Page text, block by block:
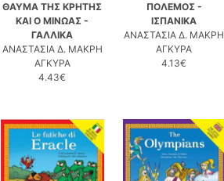
ΘΑΥΜΑ ΤΗΣ ΚΡΗΤΗΣ
ΚΑΙ Ο ΜΙΝΩΑΣ -
ΓΑΛΛΙΚΑ
ΑΝΑΣΤΑΣΙΑ Δ. ΜΑΚΡΗ
ΑΓΚΥΡΑ
4.43€
ΠΟΛΕΜΟΣ -
ΙΣΠΑΝΙΚΑ
ΑΝΑΣΤΑΣΙΑ Δ. ΜΑΚΡΗ
ΑΓΚΥΡΑ
4.13€